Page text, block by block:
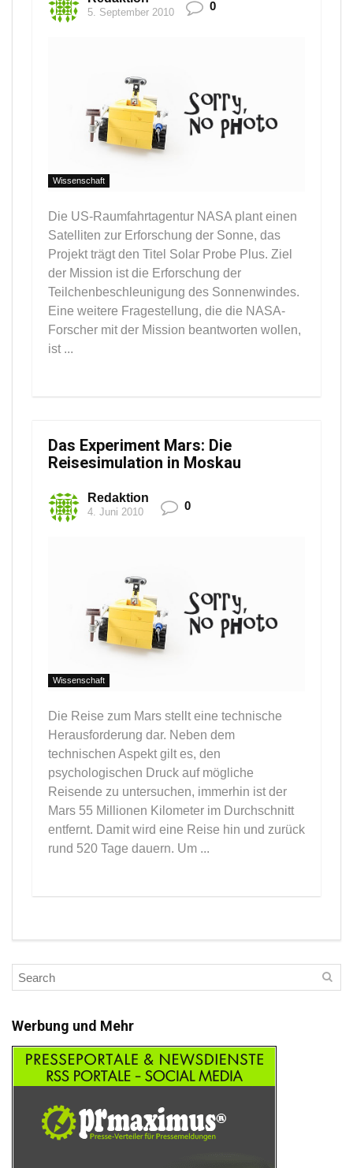
5. September 2010 0
Wissenschaft
Die US-Raumfahrtagentur NASA plant einen
Satelliten zur Erforschung der Sonne, das
Projekt trägt den Titel Solar Probe Plus. Ziel
der Mission ist die Erforschung der
Teilchenbeschleunigung des Sonnenwindes.
Eine weitere Fragestellung, die die NASA-
Forscher mit der Mission beantworten wollen,
ist ...
Das Experiment Mars: Die
Reisesimulation in Moskau
Redaktion
4. Juni 2010 0
Wissenschaft
Die Reise zum Mars stellt eine technische
Herausforderung dar. Neben dem
technischen Aspekt gilt es, den
psychologischen Druck auf mögliche
Reisende zu untersuchen, immerhin ist der
Mars 55 Millionen Kilometer im Durchschnitt
entfernt. Damit wird eine Reise hin und zurück
rund 520 Tage dauern. Um ...
Werbung und Mehr